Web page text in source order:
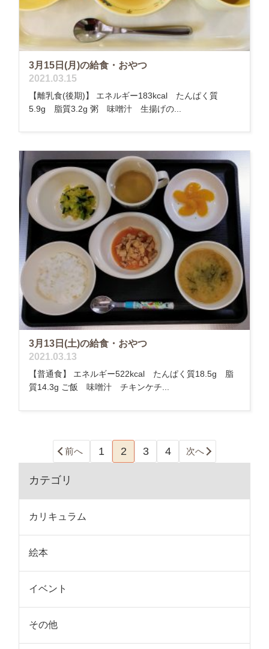
3月15日(月)の給食・おやつ
2021.03.15
【離乳食(後期)】 エネルギー183kcal たんぱく質
5.9g 脂質3.2g 粥 味噌汁 生揚げの...
3月13日(土)の給食・おやつ
2021.03.13
【普通食】 エネルギー522kcal たんぱく質18.5g 脂
質14.3g ご飯 味噌汁 チキンケチ...
前へ 1 2 3 4 次へ
カテゴリ
カリキュラム
絵本
イベント
その他